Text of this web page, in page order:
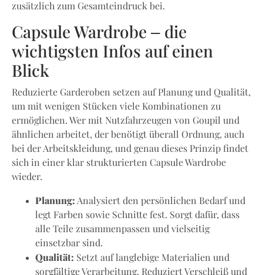
zusätzlich zum Gesamteindruck bei.
Capsule Wardrobe – die
wichtigsten Infos auf einen
Blick
Reduzierte Garderoben setzen auf Planung und Qualität,
um mit wenigen Stücken viele Kombinationen zu
ermöglichen. Wer mit Nutzfahrzeugen von Goupil und
ähnlichen arbeitet, der benötigt überall Ordnung, auch
bei der Arbeitskleidung, und genau dieses Prinzip findet
sich in einer klar strukturierten Capsule Wardrobe
wieder.
Planung: Analysiert den persönlichen Bedarf und
legt Farben sowie Schnitte fest. Sorgt dafür, dass
alle Teile zusammenpassen und vielseitig
einsetzbar sind.
Qualität: Setzt auf langlebige Materialien und
sorgfältige Verarbeitung. Reduziert Verschleiß und